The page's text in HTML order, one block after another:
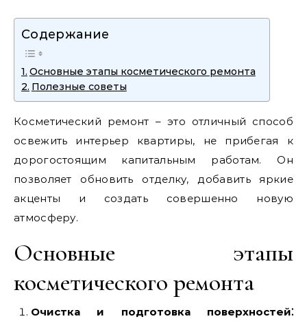
Содержание
Основные этапы косметического ремонта
Полезные советы
Косметический ремонт – это отличный способ
освежить интерьер квартиры, не прибегая к
дорогостоящим капитальным работам. Он
позволяет обновить отделку, добавить яркие
акценты и создать совершенно новую
атмосферу.
Основные этапы
косметического ремонта
Очистка и подготовка поверхностей⁚